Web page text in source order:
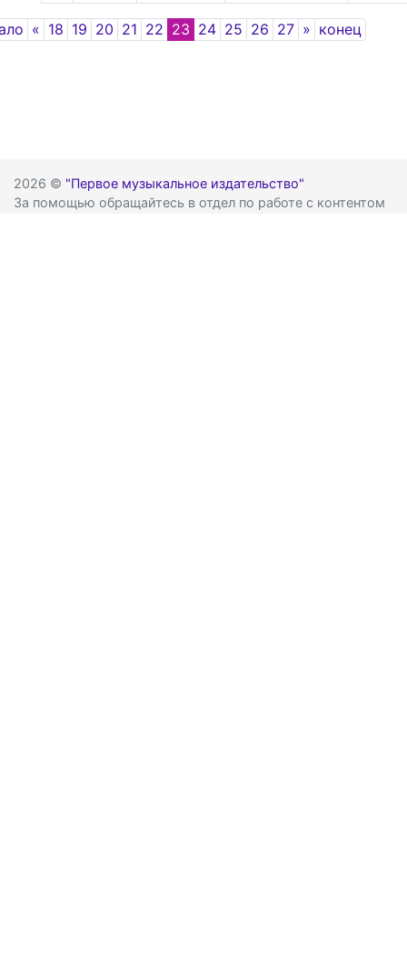
« Previous
18 19 20 21 22 23 24 25 26 27 » Next
конец
2026 © "Первое музыкальное издательство"
За помощью обращайтесь в отдел по работе с контентом